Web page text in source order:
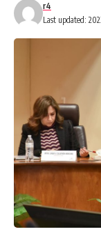
Last updated:
r4